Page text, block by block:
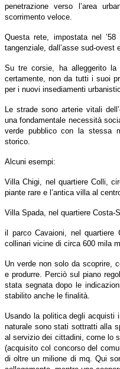
penetrazione verso l’area
scorrimento veloce.
Questa rete, impostata nel
tangenziale, dall’asse sud-ovest
Su tre corsie, ha alleggerito la
certamente, non da tutti i suoi
per i nuovi insediamenti
Le strade sono arterie vitali
una fondamentale necessità
verde pubblico con la stessa
storico.
Alcuni esempi:
Villa Chigi, nel quartiere Colli,
piante rare e l’antica villa al
Villa Spada, nel quartiere Costa-
il parco Cavaioni, nel quartiere
collinari vicine di circa 600 mila
Un verde non solo da scoprire,
e produrre. Perciò sul piano
stata segnata dopo le
stabilito anche le finalità.
Usando la politica degli acquisti
naturale sono stati sottratti alla
al servizio dei cittadini, come lo
(acquisito col concorso del
di oltre un milione di mq. Qui